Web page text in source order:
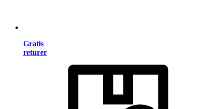
Gratis
returer